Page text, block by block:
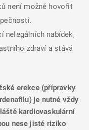
není možné hovořit
nelegálních nabídek,
zdraví a stává
erekce (přípravky
je nutné vždy
kardiovaskulární
nese jisté riziko